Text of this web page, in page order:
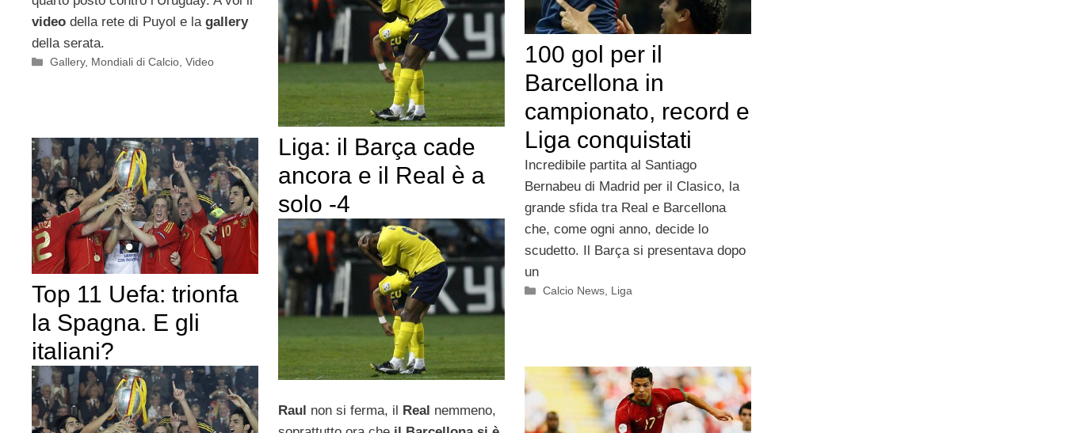
video della rete di Puyol e la gallery
della serata.
Categorie
Gallery, Mondiali di Calcio,Video
100 gol per il
Barcellona in
campionato, record e
Liga conquistati
Incredibile partita al Santiago
Bernabeu di Madrid per il Clasico, la
grande sfida tra Real e Barcellona
che, come ogni anno, decide lo
scudetto. Il Barça si presentava dopo
un
Categorie
Calcio News, Liga
Liga: il Barça cade
ancora e il Real è a
solo -4
Raul non si ferma, il Real nemmeno,
Top 11 Uefa: trionfa
la Spagna. E gli
italiani?